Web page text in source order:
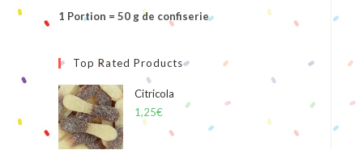
1 Portion = 50 g de confiserie
Top Rated Products
Citricola
1,25€